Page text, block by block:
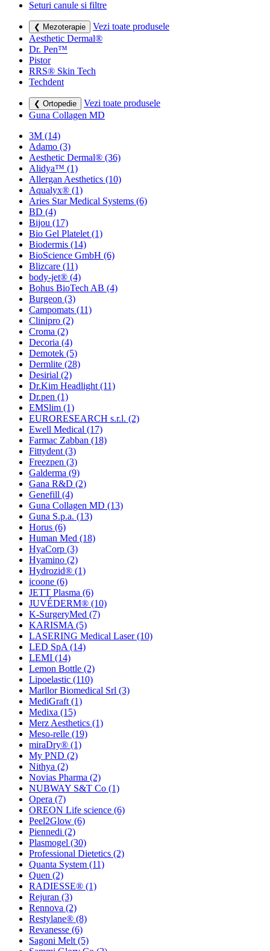
Seturi canule si filtre
❮ Mezoterapie
Vezi toate produsele
Aesthetic Dermal®
Dr. Pen™
Pistor
RRS® Skin Tech
Techdent
❮ Ortopedie
Vezi toate produsele
Guna Collagen MD
3M (14)
Adamo (3)
Aesthetic Dermal® (36)
Alidya™ (1)
Allergan Aesthetics (10)
Aqualyx® (1)
Aries Star Medical Systems (6)
BD (4)
Bijou (17)
Bio Gel Platelet (1)
Biodermis (14)
BioScience GmbH (6)
Blizcare (11)
body-jet® (4)
Bohus BioTech AB (4)
Burgeon (3)
Campomats (11)
Clinipro (2)
Croma (2)
Decoria (4)
Demotek (5)
Dermlite (28)
Desirial (2)
Dr.Kim Headlight (11)
Dr.pen (1)
EMSlim (1)
EURORESEARCH s.r.l. (2)
Ewell Medical (17)
Farmac Zabban (18)
Fittydent (3)
Freezpen (3)
Galderma (9)
Gana R&D (2)
Genefill (4)
Guna Collagen MD (13)
Guna S.p.a. (13)
Horus (6)
Human Med (18)
HyaCorp (3)
Hyamino (2)
Hydrozid® (1)
icoone (6)
JETT Plasma (6)
JUVÉDERM® (10)
K-SurgeryMed (7)
KARISMA (5)
LASERING Medical Laser(10)
LED SpA (14)
LEMI (14)
Lemon Bottle (2)
Lipoelastic (110)
Marllor Biomedical Srl (3)
MediGraft (1)
Medixa (15)
Merz Aesthetics (1)
Meso-relle (19)
miraDry® (1)
My PND (2)
Nithya (2)
Novias Pharma (2)
NUBWAY S&T Co (1)
Opera (7)
OREON Life science (6)
Peel2Glow (6)
Piennedi (2)
Plasmogel (30)
Professional Dietetics (2)
Quanta System (11)
Quen (2)
RADIESSE® (1)
Rejuran (3)
Rennova (2)
Restylane® (8)
Revanesse (6)
Sagoni Melt (5)